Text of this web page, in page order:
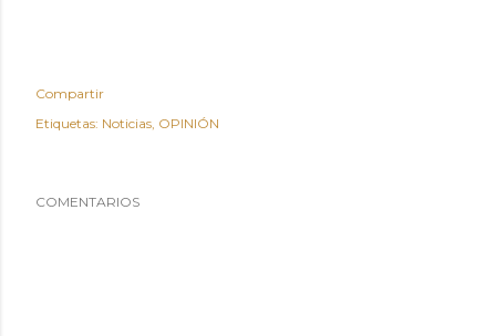
Compartir
Etiquetas: Noticias OPINIÓN
COMENTARIOS